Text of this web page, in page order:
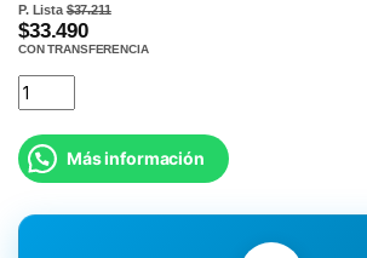
P. Lista$37.211
$33.490
CON TRANSFERENCIA
Más información